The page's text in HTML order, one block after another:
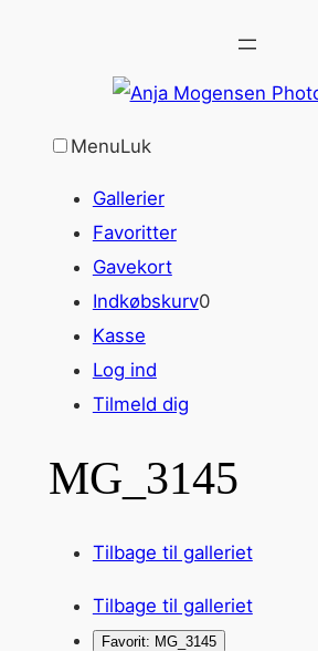
MenuLuk
Gallerier
Favoritter
Gavekort
Indkøbskurv0
Kasse
Log ind
Tilmeld dig
MG_3145
Tilbage til galleriet
Tilbage til galleriet
Favorit: MG_3145